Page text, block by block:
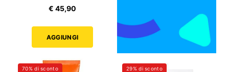
€ 45,90
AGGIUNGI
70% di sconto 29% di sconto